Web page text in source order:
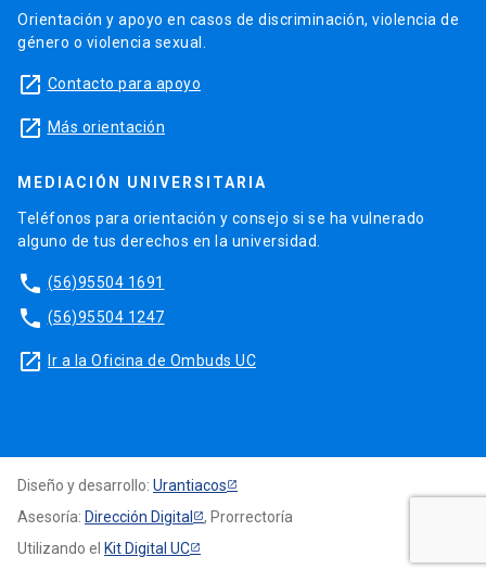
Orientación y apoyo en casos de discriminación, violencia de
género o violencia sexual.
launch Contacto para apoyo
launch Más orientación
MEDIACIÓN UNIVERSITARIA
Teléfonos para orientación y consejo si se ha vulnerado
alguno de tus derechos en la universidad.
phone (56)95504 1691
phone (56)95504 1247
launch Ir a la Oficina de Ombuds UC
Diseño y desarrollo: Urantiacos
Asesoría: Dirección Digital
, Prorrectoría
Utilizando el Kit Digital UC